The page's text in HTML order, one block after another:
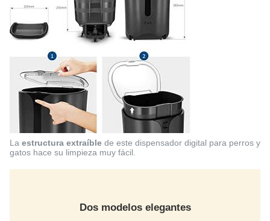
La estructura extraíble de este dispensador digital para perros y
gatos hace su limpieza muy fácil.
Dos modelos elegantes